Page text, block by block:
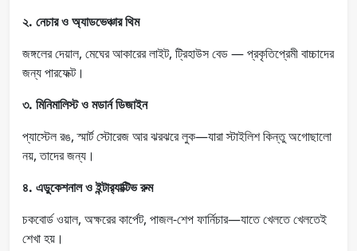
২. নেচার ও অ্যাডভেঞ্চার থিম
জঙ্গলের দেয়াল, মেঘের আকারের লাইট, ট্রিহাউস বেড — প্রকৃতিপ্রেমী বাচ্চাদের
জন্য পারফেক্ট।
৩. মিনিমালিস্ট ও মডার্ন ডিজাইন
প্যাস্টেল রঙ, স্মার্ট স্টোরেজ আর ঝরঝরে লুক—যারা স্টাইলিশ কিন্তু অগোছালো
নয়, তাদের জন্য।
৪. এডুকেশনাল ও ইন্টার‌্যাক্টিভ রুম
চকবোর্ড ওয়াল, অক্ষরের কার্পেট, পাজল-শেপ ফার্নিচার—যাতে খেলতে খেলতেই
শেখা হয়।